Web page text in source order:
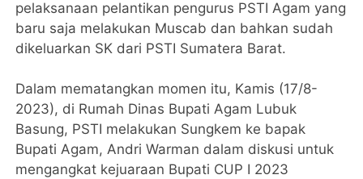
pelaksanaan pelantikan pengurus PSTI Agam yang
baru saja melakukan Muscab dan bahkan sudah
dikeluarkan SK dari PSTI Sumatera Barat.
Dalam mematangkan momen itu, Kamis (17/8-
2023), di Rumah Dinas Bupati Agam Lubuk
Basung, PSTI melakukan Sungkem ke bapak
Bupati Agam, Andri Warman dalam diskusi untuk
mengangkat kejuaraan Bupati CUP I 2023